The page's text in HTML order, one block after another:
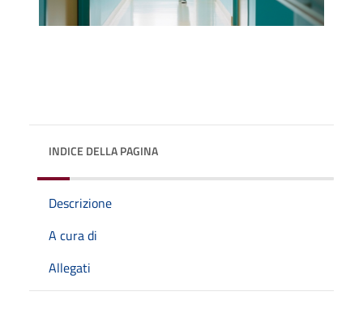
INDICE DELLA PAGINA
Descrizione
A cura di
Allegati